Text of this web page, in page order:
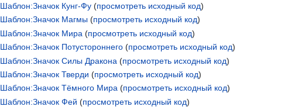
Шаблон:Значок Кунг-Фу (просмотреть исходный код)
Шаблон:Значок Магмы (просмотреть исходный код)
Шаблон:Значок Мира (просмотреть исходный код)
Шаблон:Значок Потустороннего (просмотреть исходный код)
Шаблон:Значок Силы Дракона (просмотреть исходный код)
Шаблон:Значок Тверди (просмотреть исходный код)
Шаблон:Значок Тёмного Мира (просмотреть исходный код)
Шаблон:Значок Фей (просмотреть исходный код)